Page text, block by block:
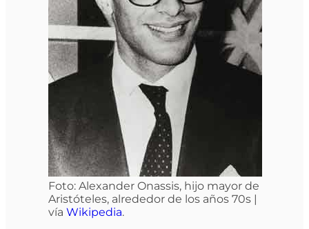
Foto: Alexander Onassis, hijo mayor de
Aristóteles, alrededor de los años 70s |
vía Wikipedia.